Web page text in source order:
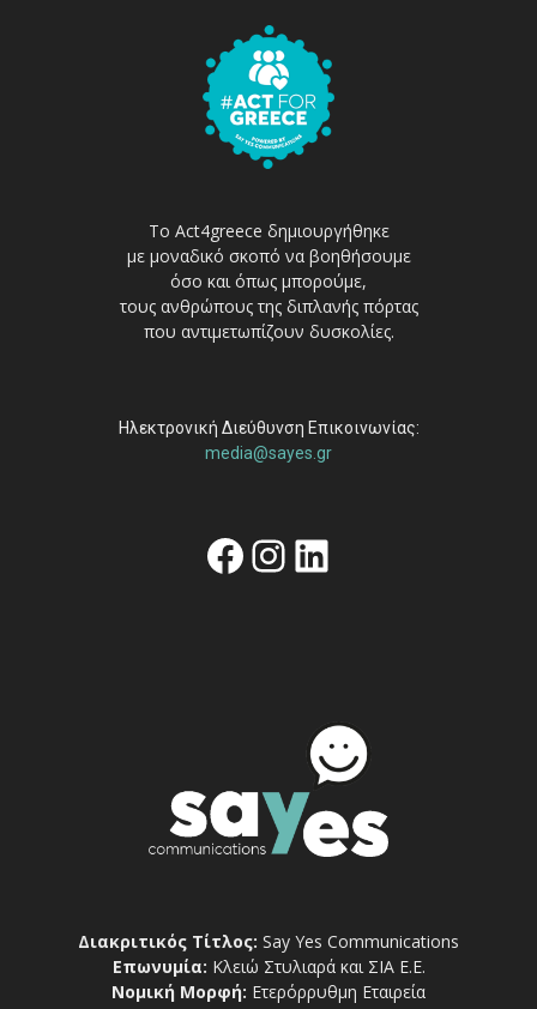
Το Act4greece δημιουργήθηκε
με μοναδικό σκοπό να βοηθήσουμε
όσο και όπως μπορούμε,
τους ανθρώπους της διπλανής πόρτας
που αντιμετωπίζουν δυσκολίες.
Ηλεκτρονική Διεύθυνση Επικοινωνίας:
media@sayes.gr
Facebook
Instagram
Linkedin
Διακριτικός Τίτλος: Say Yes Communications
Επωνυμία: Κλειώ Στυλιαρά και ΣΙΑ Ε.Ε.
Νομική Μορφή: Ετερόρρυθμη Εταιρεία